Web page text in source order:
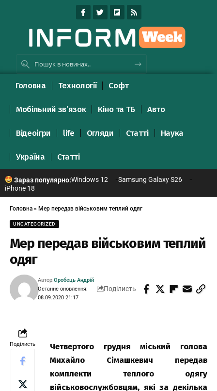
Головна Технології Софт
Мобільний зв’язок Кіно та ТБ Авто
Відеоігри life Огляди Статті Наука
Україна Статті
Зараз популярно:Windows 12
Samsung Galaxy S26
iPhone 18
Головна » Мер передав військовим теплий одяг
UNCATEGORIZED
Мер передав військовим теплий
одяг
Останнє оновлення:
08.09.2020 21:17
Автор:Оробець Андрій
Поділисть
Поділисть
Четвертого грудня міський голова
Михайло Сімашкевич передав
комплекти теплого одягу
військовослужбовцям, які за декілька